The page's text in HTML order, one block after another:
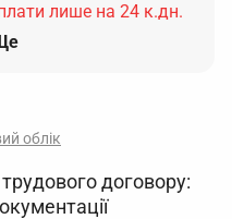
лише на 24 к.дн.
облік
договору: